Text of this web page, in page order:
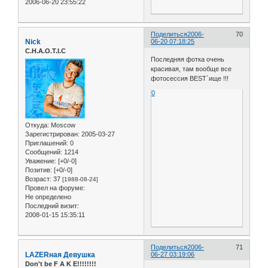
2006-06-20 23:55:22
Поделиться 70
2006-
06-20 07:18:25
Nick
C.H.A.O.T.I.C
Откуда: Moscow
Зарегистрирован: 2005-03-27
Приглашений: 0
Сообщений: 1214
Уважение: [+0/-0]
Позитив: [+0/-0]
Возраст: 37 [1988-08-24]
Провел на форуме:
Не определено
Последний визит:
2008-01-15 15:35:11
Последняя фотка очень
красивая, там вообще все
фотосессия BEST`ище !!!
0
Поделиться 71
2006-
06-27 03:19:06
LAZERная Девушка
Don't be F A K E!!!!!!!!